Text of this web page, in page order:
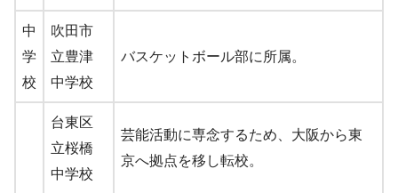
中
学
校
吹田市
立豊津
中学校
バスケットボール部に所属。
台東区
立桜橋
中学校
芸能活動に専念するため、大阪から東
京へ拠点を移し転校。